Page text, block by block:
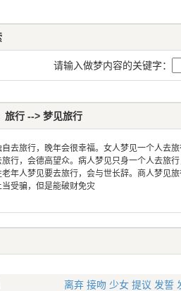
请输入做梦内容的关键字：
旅行 --> 梦见旅行
旅行，晚年会很幸福。女人梦见一个人去旅
行，会德高望众。病人梦见只身一个人去旅
年人梦见要去旅行，会与世长辞。商人梦见
受骗，但是能破财免灾
离弃 接吻 少女 提议 发誓